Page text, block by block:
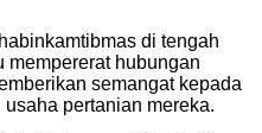
di tengah
mempererat hubungan
semangat kepada
pertanian mereka.